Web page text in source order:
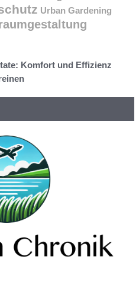
Urban Gardening
Komfort und Effizienz